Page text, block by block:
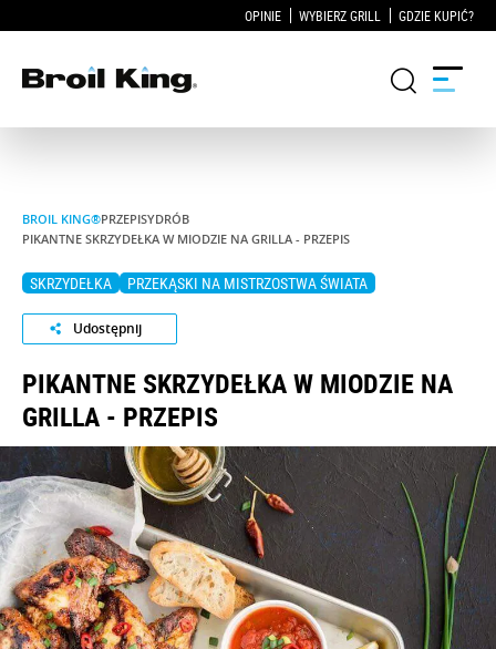
OPINIE WYBIERZ GRILL GDZIE KUPIĆ?
KUCHNIE OGRODOWE
Przepisy
WSPARCIE
O NAS
BROIL KING®PRZEPISYDRÓB
PIKANTNE SKRZYDEŁKA W MIODZIE NA GRILLA - PRZEPIS
SKRZYDEŁKA PRZEKĄSKI NA MISTRZOSTWA ŚWIATA
Udostępnij
PIKANTNE SKRZYDEŁKA W MIODZIE NA
GRILLA - PRZEPIS